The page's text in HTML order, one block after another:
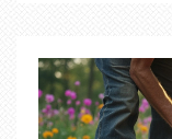
применению